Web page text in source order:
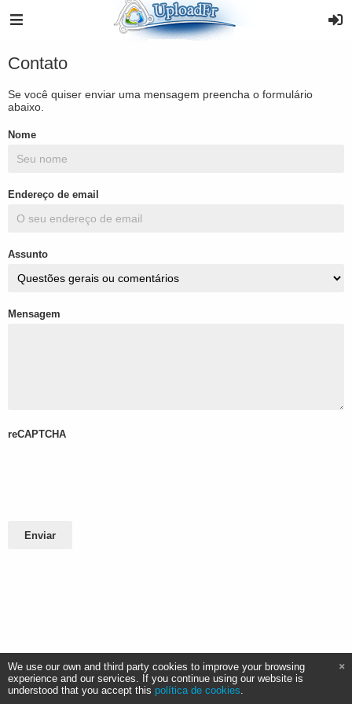
Contato
Se você quiser enviar uma mensagem preencha o formulário
abaixo.
Nome
Endereço de email
Assunto
Mensagem
reCAPTCHA
Enviar
We use our own and third party cookies to improve your browsing
experience and our services. If you continue using our website is
understood that you accept this política de cookies.